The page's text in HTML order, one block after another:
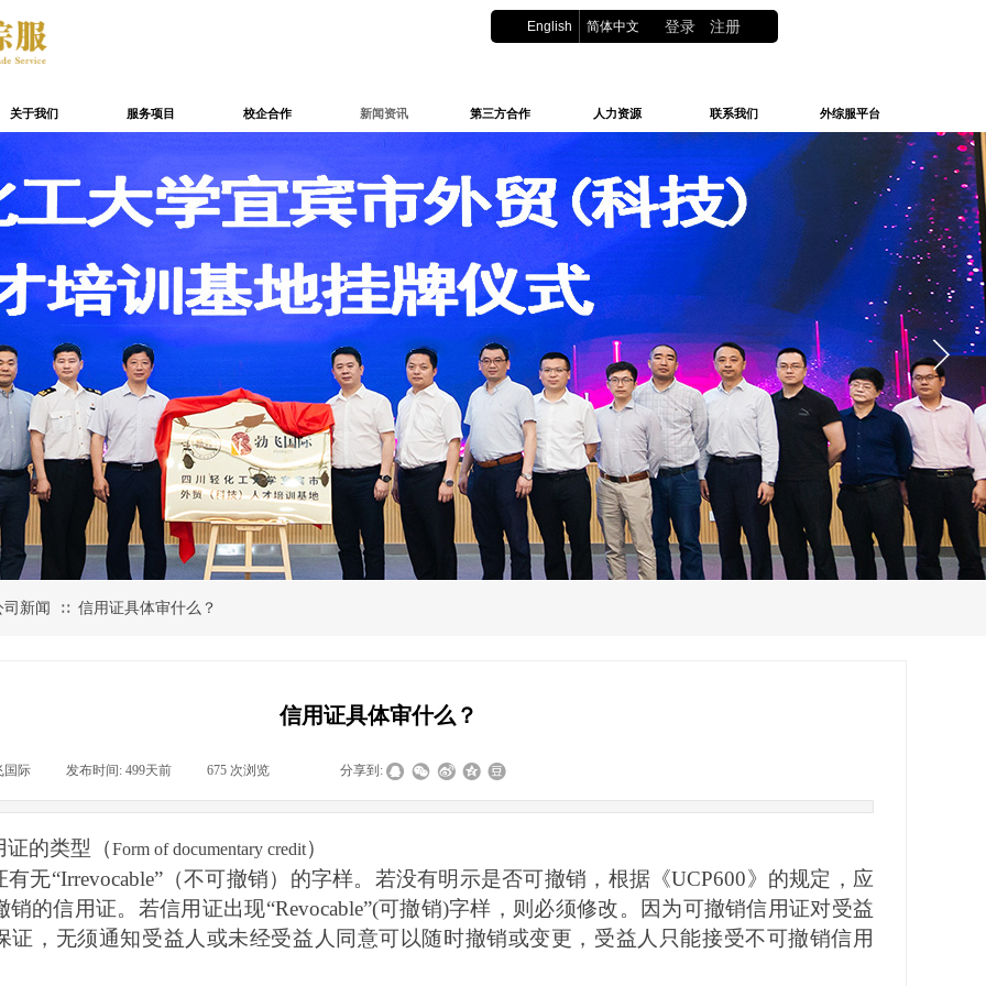
关于我们 服务项目 校企合作 新闻资讯 第三方合作 人力资源 联系我们 外综服平台
English 简体中文 登录 注册
司新闻 ∷ 信用证具体审什么？
信用证具体审什么？
国际 发布时间: 499天前 675 次浏览 分享到:
证的类型（Form of documentary credit）
有无“Irrevocable”（不可撤销）的字样。若没有明示是否可撤销，根据《UCP600》的规定，应
销的信用证。若信用证出现“Revocable”(可撤销)字样，则必须修改。因为可撤销信用证对受益
证，无须通知受益人或未经受益人同意可以随时撤销或变更，受益人只能接受不可撤销信用